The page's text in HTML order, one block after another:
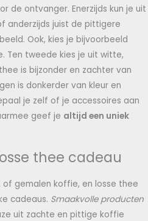
de ontvanger. Enerzijds kun je uit
anderzijds juist de pittigere
Ook, kies je bijvoorbeeld
Ten tweede kies je uit witte,
is bijzonder en zachter van
is donkerder van kleur en
je zelf of je accessoires aan
geef je altijd een uniek
thee cadeau
gemalen koffie, en losse thee
cadeaus. Smaakvolle producten
uit zachte en pittige koffie